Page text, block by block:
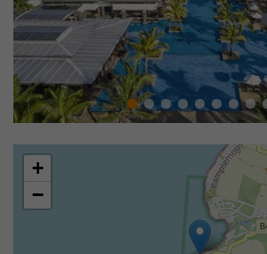
+
−